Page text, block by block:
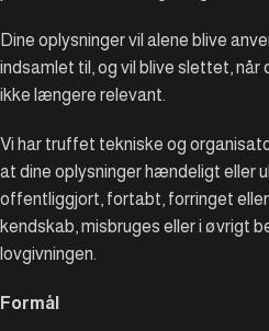
Dine oplysninger vil alene blive
indsamlet til, og vil blive slettet,
ikke længere relevant.
Vi har truffet tekniske og
at dine oplysninger hændeligt eller
offentliggjort, fortabt, forringet
kendskab, misbruges eller i øvrigt
lovgivningen.
Formål